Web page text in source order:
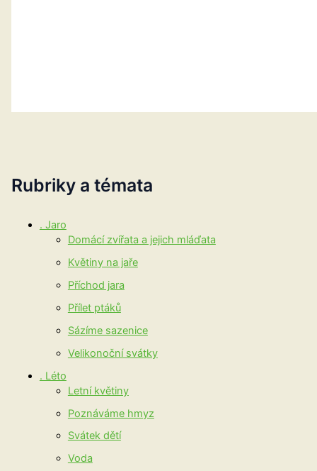
Rubriky a témata
. Jaro
Domácí zvířata a jejich mláďata
Květiny na jaře
Příchod jara
Přílet ptáků
Sázíme sazenice
Velikonoční svátky
. Léto
Letní květiny
Poznáváme hmyz
Svátek dětí
Voda